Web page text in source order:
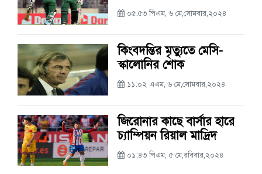
০৫:৫৩ পিএম, ৬ মে,সোমবার,২০২৪
কিংবদন্তির মৃত্যুতে মেসি-
স্কালোনির শোক
১১:০২ এএম, ৬ মে,সোমবার,২০২৪
জিরোনার কাছে বার্সার হারে
চ্যাম্পিয়ন রিয়াল মাদ্রিদ
০১:৪৩ পিএম, ৫ মে,রবিবার,২০২৪